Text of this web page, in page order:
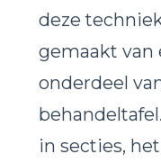
deze
gemaakt van
onderdeel
in secties,